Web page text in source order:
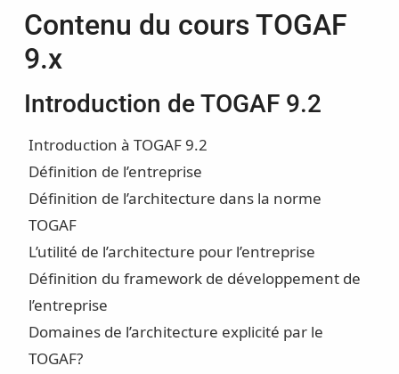
Contenu du cours TOGAF
9.x
Introduction de TOGAF 9.2
Introduction à TOGAF 9.2
Définition de l’entreprise
Définition de l’architecture dans la norme
TOGAF
L’utilité de l’architecture pour l’entreprise
Définition du framework de développement de
l’entreprise
Domaines de l’architecture explicité par le
TOGAF?